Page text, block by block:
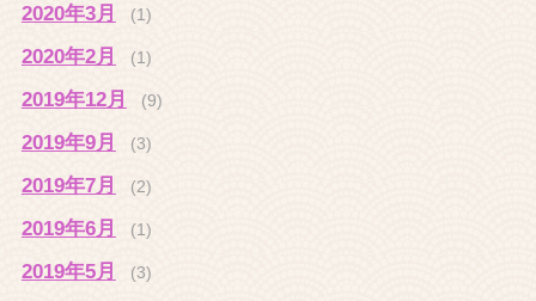
2020年3月 (1)
2020年2月 (1)
2019年12月 (9)
2019年9月 (3)
2019年7月 (2)
2019年6月 (1)
2019年5月 (3)